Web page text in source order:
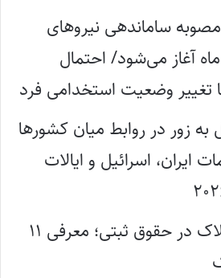
ساماندهی نیروهای
آغاز می‌شود/ احتمال
تغییر وضعیت استخدامی فرد
به زور در روابط میان کشورها
ایران، اسرائیل و ایالات
انواع مالکیت املاک در حقوق ثبتی؛ معرفی ۱۱